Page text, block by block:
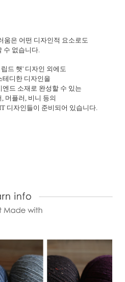
움은 어떤 디자인적 요소로도
수 없습니다.
드 햇'디자인 외에도
테디한 디자인을
드 소재로 완성할 수 있는
머플러, 비니 등의
디자인들이 준비되어 있습니다.